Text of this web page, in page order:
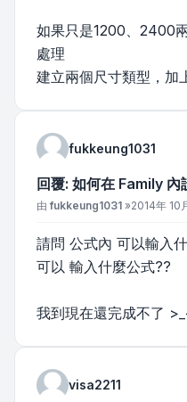
如果只是1200、2400
處理
建立兩個尺寸類型，加
fukkeung1031
回覆: 如何在 Family 內
文章
由fukkeung1031 »2014年 10
請問 公式內 可以輸入
可以 輸入什麼公式??
我到現在還完成不了
visa2211